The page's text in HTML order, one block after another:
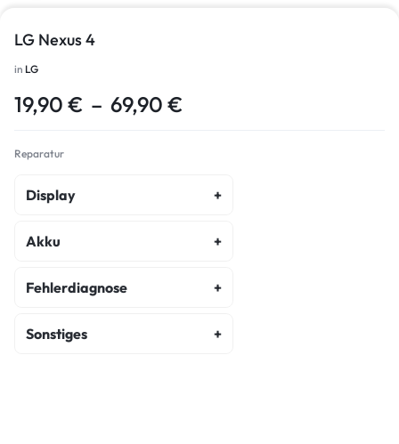
LG Nexus 4
in LG
19,90 € – 69,90 €
Reparatur
Display
Display Reparatur
Akku
Akku Austausch
Fehlerdiagnose
Fehlerdiagnose
Sonstiges